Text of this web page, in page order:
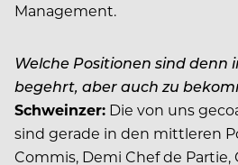
Management.
Welche Positionen sind denn
begehrt, aber auch zu
Schweinzer: Die von uns
sind gerade in den mittleren
Commis, Demi Chef de Partie,